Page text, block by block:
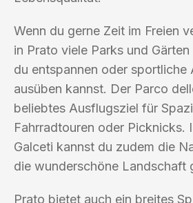
Wenn du gerne Zeit im Freien
in Prato viele Parks und
du entspannen oder sportliche
ausüben kannst. Der Parco
beliebtes Ausflugsziel für
Fahrradtouren oder Picknicks.
Galceti kannst du zudem die
die wunderschöne Landschaft
Prato bietet auch ein breites